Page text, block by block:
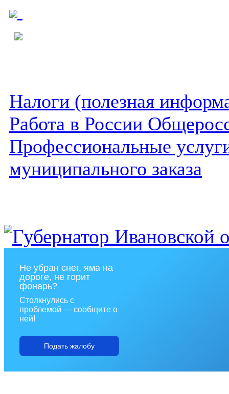
Налоги (полезная
Работа в России
Профессиональные
муниципального заказа
Не убран снег, яма на
дороге, не горит
фонарь?
Столкнулись с
проблемой — сообщите о
ней!
Подать жалобу